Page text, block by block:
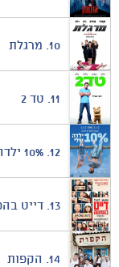
10. מרגלת
11. טד 2
12. 10% ילדה שלי
13. דייט
14. הקפות